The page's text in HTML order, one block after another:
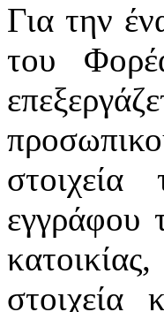
Για την
του
εγγράφου
στοιχεία